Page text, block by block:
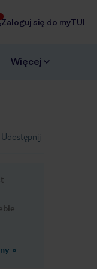
Zaloguj się do myTUI
Więcej
Udostępnij
»